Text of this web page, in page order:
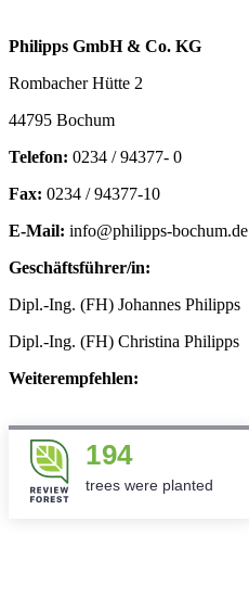
Philipps GmbH & Co. KG
Rombacher Hütte 2
44795 Bochum
Telefon: 0234 / 94377- 0
Fax: 0234 / 94377-10
E-Mail: info@philipps-bochum.de
Geschäftsführer/in:
Dipl.-Ing. (FH) Johannes Philipps
Dipl.-Ing. (FH) Christina Philipps
Weiterempfehlen:
194
trees were planted